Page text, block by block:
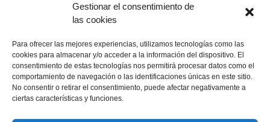
Gestionar el consentimiento de
las cookies
Para ofrecer las mejores experiencias, utilizamos tecnologías como las
cookies para almacenar y/o acceder a la información del dispositivo. El
consentimiento de estas tecnologías nos permitirá procesar datos como el
comportamiento de navegación o las identificaciones únicas en este sitio.
No consentir o retirar el consentimiento, puede afectar negativamente a
ciertas características y funciones.
31